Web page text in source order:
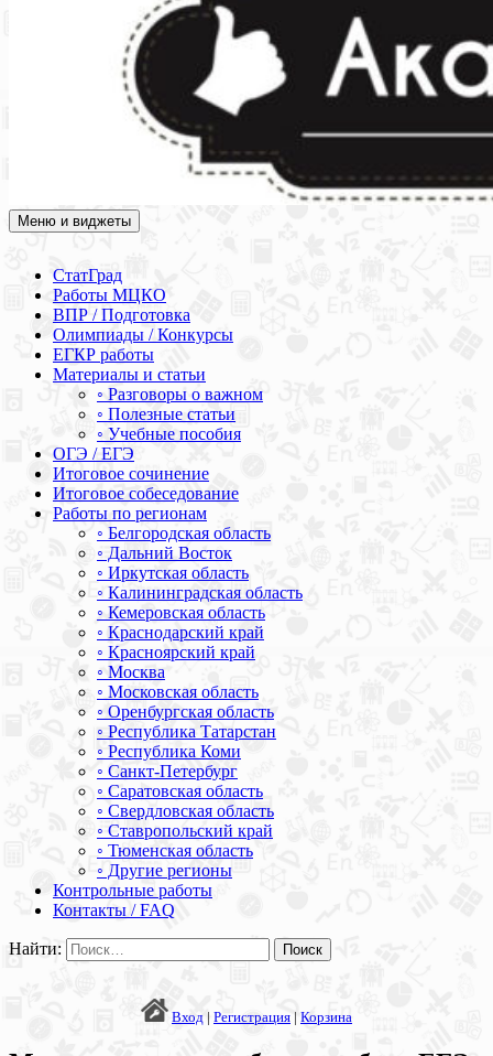
Академия СОВА
Подготовка к ЕГЭ, ОГЭ, ВПР, МЦКО, СтатГрад, КДР, ВОШ,
Меню и виджеты
СтатГрад
Работы МЦКО
ВПР / Подготовка
Олимпиады / Конкурсы
ЕГКР работы
Материалы и статьи
◦ Разговоры о важном
◦ Полезные статьи
◦ Учебные пособия
ОГЭ / ЕГЭ
Итоговое сочинение
Итоговое собеседование
Работы по регионам
◦ Белгородская область
◦ Дальний Восток
◦ Иркутская область
◦ Калининградская область
◦ Кемеровская область
◦ Краснодарский край
◦ Красноярский край
◦ Москва
◦ Московская область
◦ Оренбургская область
◦ Республика Татарстан
◦ Республика Коми
◦ Санкт-Петербург
◦ Саратовская область
◦ Свердловская область
◦ Ставропольский край
◦ Тюменская область
◦ Другие регионы
Контрольные работы
Контакты / FAQ
Найти:
Вход | Регистрация | Корзина